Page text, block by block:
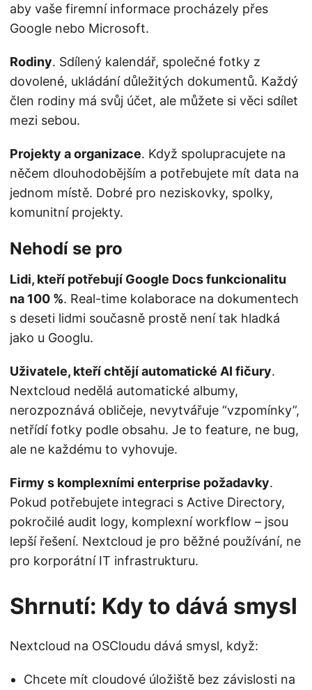
aby vaše firemní informace procházely přes
Google nebo Microsoft.
Rodiny. Sdílený kalendář, společné fotky z
dovolené, ukládání důležitých dokumentů. Každý
člen rodiny má svůj účet, ale můžete si věci sdílet
mezi sebou.
Projekty a organizace. Když spolupracujete na
něčem dlouhodobějším a potřebujete mít data na
jednom místě. Dobré pro neziskovky, spolky,
komunitní projekty.
Nehodí se pro
Lidi, kteří potřebují Google Docs funkcionalitu
na 100 %. Real-time kolaborace na dokumentech
s deseti lidmi současně prostě není tak hladká
jako u Googlu.
Uživatele, kteří chtějí automatické AI fičury.
Nextcloud nedělá automatické albumy,
nerozpoznává obličeje, nevytvářuje “vzpomínky”,
netřídí fotky podle obsahu. Je to feature, ne bug,
ale ne každému to vyhovuje.
Firmy s komplexními enterprise požadavky.
Pokud potřebujete integraci s Active Directory,
pokročilé audit logy, komplexní workflow – jsou
lepší řešení. Nextcloud je pro běžné používání, ne
pro korporátní IT infrastrukturu.
Shrnutí: Kdy to dává smysl
Nextcloud na OSCloudu dává smysl, když:
Chcete mít cloudové úložiště bez závislosti na